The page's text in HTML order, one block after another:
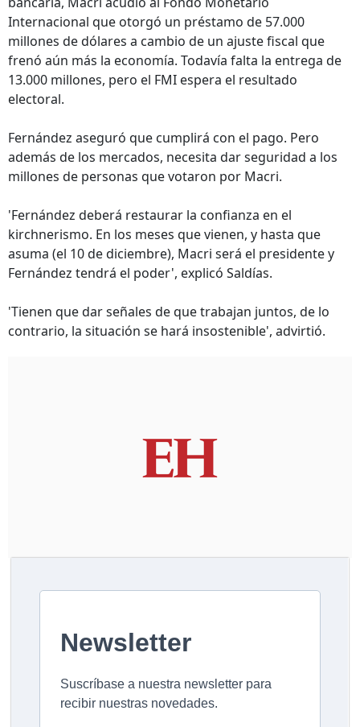
Internacional que otorgó un préstamo de 57.000
millones de dólares a cambio de un ajuste fiscal que
frenó aún más la economía. Todavía falta la entrega de
13.000 millones, pero el FMI espera el resultado
electoral.
Fernández aseguró que cumplirá con el pago. Pero
además de los mercados, necesita dar seguridad a los
millones de personas que votaron por Macri.
'Fernández deberá restaurar la confianza en el
kirchnerismo. En los meses que vienen, y hasta que
asuma (el 10 de diciembre), Macri será el presidente y
Fernández tendrá el poder', explicó Saldías.
'Tienen que dar señales de que trabajan juntos, de lo
contrario, la situación se hará insostenible', advirtió.